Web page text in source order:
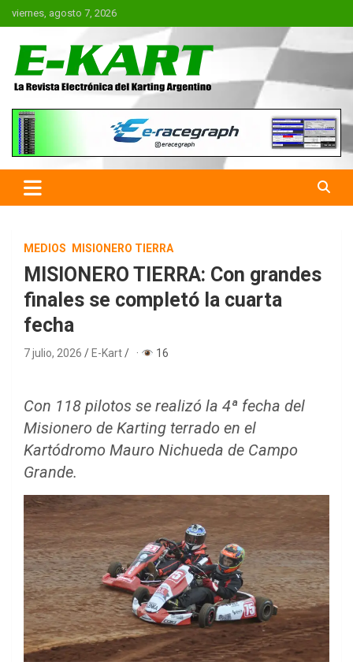
Saltar
al
viernes, agosto 7, 2026
E-Kart.com.ar | La Revista
Electrónica del Karting en
Argentina
MEDIOS MISIONERO TIERRA
MISIONERO TIERRA: Con grandes
finales se completó la cuarta
fecha
7 julio, 2026 E-Kart · 16
Con 118 pilotos se realizó la 4ª fecha del
Misionero de Karting terrado en el
Kartódromo Mauro Nichueda de Campo
Grande.